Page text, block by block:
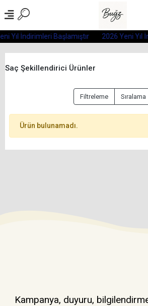
Yıl İndirimleri Başlamıştır 2026 Yeni Yıl
Saç Şekillendirici Ürünler
Filtreleme Sıralama
Ürün bulunamadı.
Kampanya, duyuru,